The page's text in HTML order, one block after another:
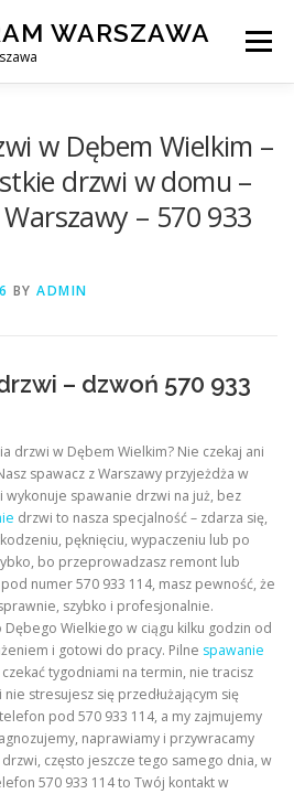
WARSZAWA Menu
BRAM KONTAKT
w Dębem Wielkim –
drzwi w domu –
– 570 933
BY ADMIN
– dzwoń 570 933
drzwi w Dębem Wielkim? Nie czekaj ani
spawacz z Warszawy przyjeżdża w
spawanie drzwi na już, bez
drzwi to nasza specjalność – zdarza się,
pęknięciu, wypaczeniu lub po
bo przeprowadzasz remont lub
numer 570 933 114, masz pewność, że
szybko i profesjonalnie.
Dębego Wielkiego w ciągu kilku godzin od
i gotowi do pracy. Pilne spawanie
tygodniami na termin, nie tracisz
nie stresujesz się przedłużającym się
pod 570 933 114, a my zajmujemy
naprawiamy i przywracamy
często jeszcze tego samego dnia, w
570 933 114 to Twój kontakt w